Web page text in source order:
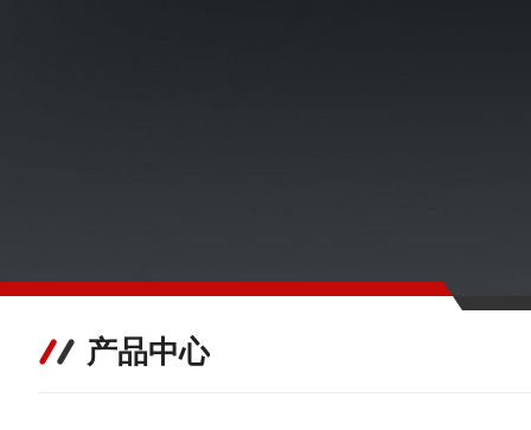
产品中心